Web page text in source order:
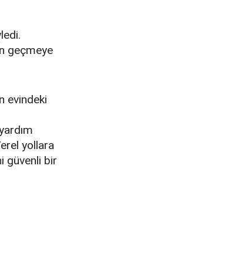
geçmeye
evindeki
yollara
güvenli bir